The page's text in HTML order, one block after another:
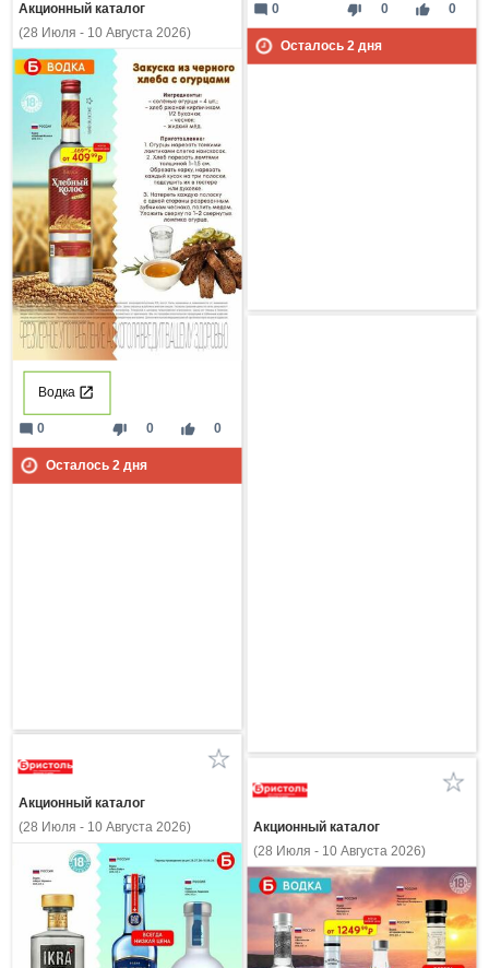
thumb_down 0 thumb_up 0
mode_comment 0
Осталось 2 дня
Акционный каталог
(28 Июля - 10 Августа 2026)
Водка
thumb_down 0 thumb_up 0
mode_comment 0
Осталось 2 дня
Акционный каталог
(28 Июля - 10 Августа 2026)
Акционный каталог
(28 Июля - 10 Августа 2026)